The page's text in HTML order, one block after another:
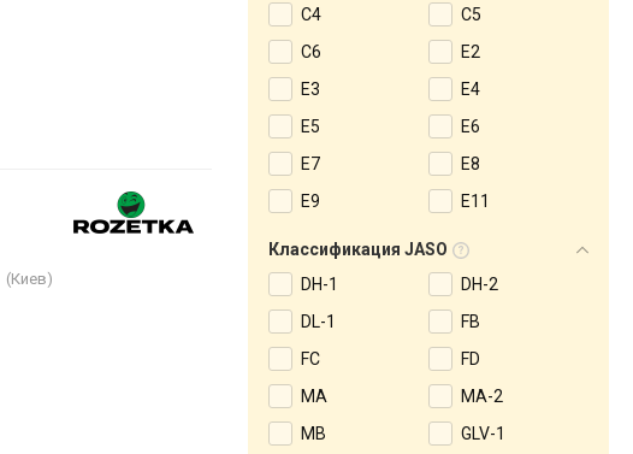
(Киев)
C4
C5
C6
E2
E3
E4
E5
E6
E7
E8
E9
E11
Классификация JASO
DH-1
DH-2
DL-1
FB
FC
FD
MA
MA-2
MB
GLV-1